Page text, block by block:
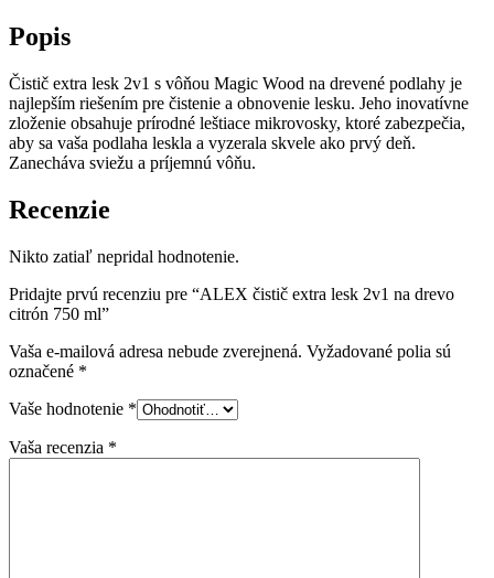
Popis
Čistič extra lesk 2v1 s vôňou Magic Wood na drevené podlahy je
najlepším riešením pre čistenie a obnovenie lesku. Jeho inovatívne
zloženie obsahuje prírodné leštiace mikrovosky, ktoré zabezpečia,
aby sa vaša podlaha leskla a vyzerala skvele ako prvý deň.
Zanecháva sviežu a príjemnú vôňu.
Recenzie
Nikto zatiaľ nepridal hodnotenie.
Pridajte prvú recenziu pre “ALEX čistič extra lesk 2v1 na drevo
citrón 750 ml”
Vaša e-mailová adresa nebude zverejnená. Vyžadované polia sú
označené *
Vaše hodnotenie *
Vaša recenzia *